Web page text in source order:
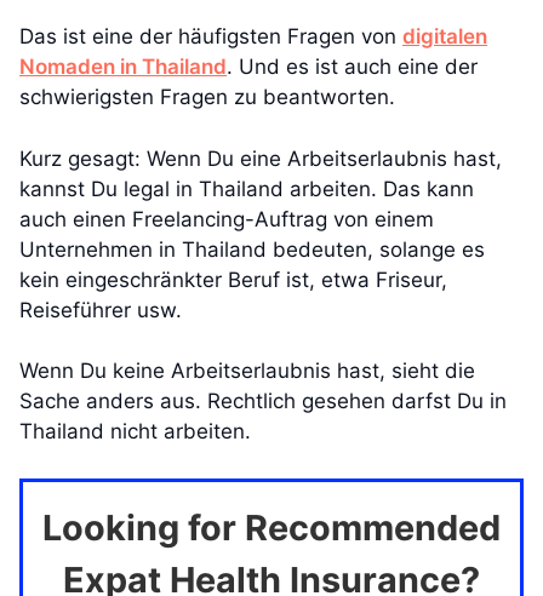
Das ist eine der häufigsten Fragen von digitalen
Nomaden in Thailand. Und es ist auch eine der
schwierigsten Fragen zu beantworten.
Kurz gesagt: Wenn Du eine Arbeitserlaubnis hast,
kannst Du legal in Thailand arbeiten. Das kann
auch einen Freelancing-Auftrag von einem
Unternehmen in Thailand bedeuten, solange es
kein eingeschränkter Beruf ist, etwa Friseur,
Reiseführer usw.
Wenn Du keine Arbeitserlaubnis hast, sieht die
Sache anders aus. Rechtlich gesehen darfst Du in
Thailand nicht arbeiten.
Looking for Recommended
Expat Health Insurance?